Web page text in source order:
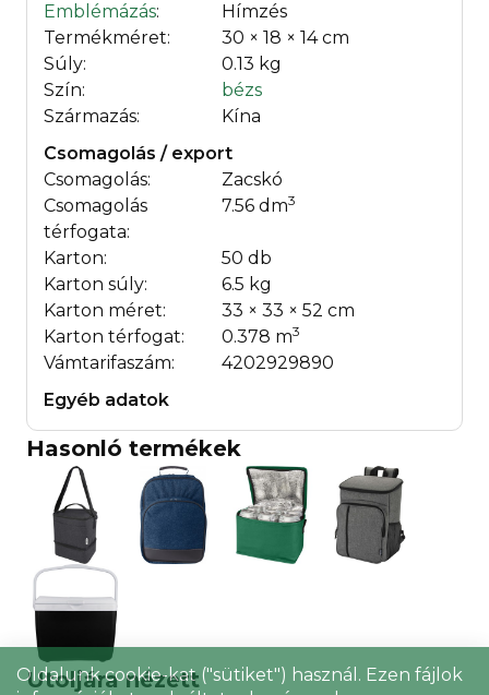
Emblémázás:
Hímzés
Termékméret:
30 × 18 × 14 cm
Súly:
0.13 kg
Szín:
bézs
Származás:
Kína
Csomagolás / export
Csomagolás:
Zacskó
Csomagolás
térfogata:
7.56 dm3
Karton:
50 db
Karton súly:
6.5 kg
Karton méret:
33 × 33 × 52 cm
Karton térfogat:
0.378 m3
Vámtarifaszám:
4202929890
Egyéb adatok
Hasonló termékek
Utoljára nézett
Oldalunk cookie-kat ("sütiket") használ. Ezen fájlok